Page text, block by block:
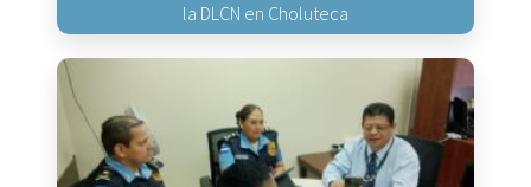
la DLCN en Choluteca